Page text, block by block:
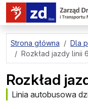
przejdź do treści strony
Strona główna Dla
Rozkład jazdy linii
Rozkład
Linia autobusowa